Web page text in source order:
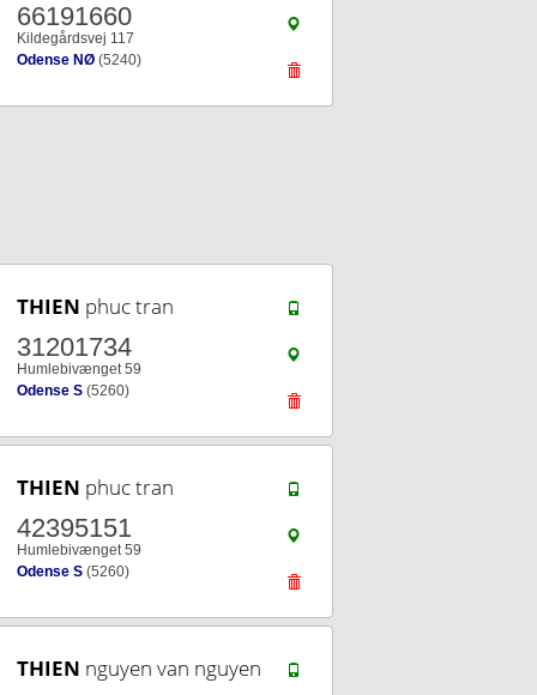
66191660
Kildegårdsvej 117
Odense NØ (5240)
THIEN phuc tran
31201734
Humlebivænget 59
Odense S (5260)
THIEN phuc tran
42395151
Humlebivænget 59
Odense S (5260)
THIEN nguyen van nguyen